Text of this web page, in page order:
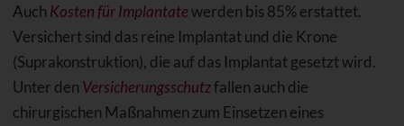
Auch Kosten für Implantatewerden bis 85% erstattet.
Versichert sind das reine Implantat und die Krone
(Suprakonstruktion), die auf das Implantat gesetzt wird.
Unter den Versicherungsschutzfallen auch die
chirurgischen Maßnahmen zum Einsetzen eines